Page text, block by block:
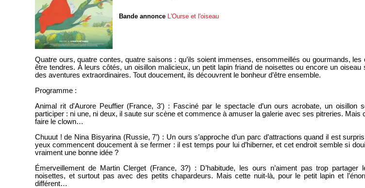
Bande annonce L'Ourse et l'oiseau
Quatre ours, quatre contes, quatre saisons : qu’ils soient immenses, ensommeillés ou gourmands,
être tendres. À leurs côtés, un oisillon malicieux, un petit lapin friand de noisettes ou encore un oiseau
des aventures extraordinaires. Tout doucement, ils découvrent le bonheur d’être ensemble.
Programme :
Animal rit d'Aurore Peuffier (France, 3') : Fasciné par le spectacle d’un ours acrobate, un oisillon
participer : ni une, ni deux, il saute sur scène et commence à amuser la galerie avec ses pitreries. Mais
faire le clown…
Chuuut ! de Nina Bisyarina (Russie, 7’) : Un ours s’approche d’un parc d’attractions quand il est
yeux commencent doucement à se fermer : il est temps pour lui d’hiberner, et cet endroit semble si
vraiment une bonne idée ?
Émerveillement de Martin Clerget (France, 3?) : D’habitude, les ours n’aiment pas trop partager
noisettes, et surtout pas avec des petits chapardeurs. Mais cette nuit-là, pour le petit lapin et
différent…